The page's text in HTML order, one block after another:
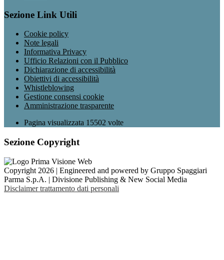
Sezione Link Utili
Cookie policy
Note legali
Informativa Privacy
Ufficio Relazioni con il Pubblico
Dichiarazione di accessibilità
Obiettivi di accessibilità
Whistleblowing
Gestione consensi cookie
Amministrazione trasparente
Pagina visualizzata 15502 volte
Sezione Copyright
Copyright 2026 | Engineered and powered by Gruppo Spaggiari
Parma S.p.A. | Divisione Publishing & New Social Media
Disclaimer trattamento dati personali